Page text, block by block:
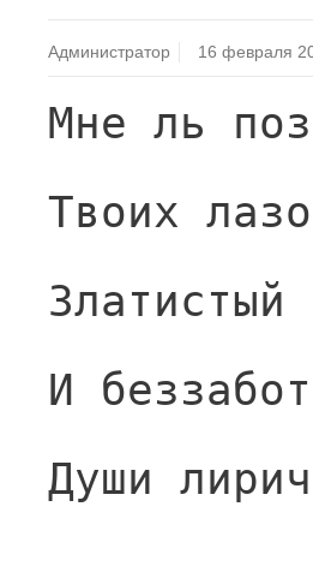
Администратор 16 февраля
Мне ль
Твоих
И
Души